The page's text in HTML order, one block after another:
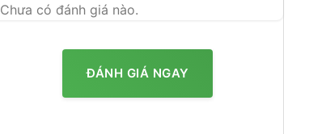
Chưa có đánh giá nào.
ĐÁNH GIÁ NGAY